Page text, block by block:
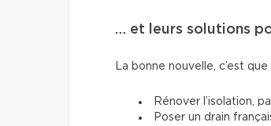
… et leurs solutions
La bonne nouvelle, c’est
Rénover l’isolation,
Poser un drain